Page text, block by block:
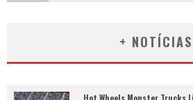
+ NOTÍCIAS
Hot Wheels Monster Trucks